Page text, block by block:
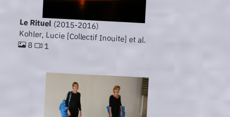
Le Rituel(2015-2016)
Kohler, Lucie [Collectif Inouite] et al.
8 1